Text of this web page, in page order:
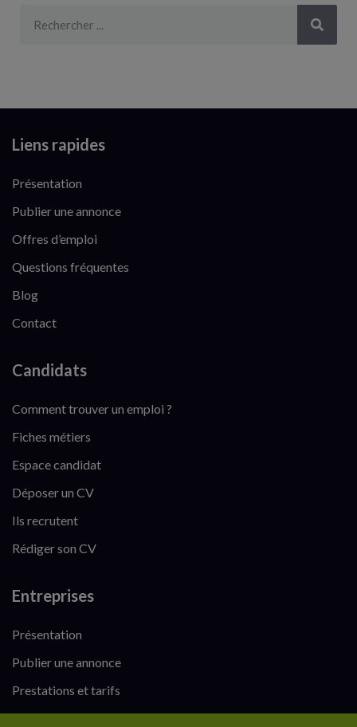
Liens rapides
Présentation
Publier une annonce
Offres d’emploi
Questions fréquentes
Blog
Contact
Candidats
Comment trouver un emploi ?
Fiches métiers
Espace candidat
Déposer un CV
Ils recrutent
Rédiger son CV
Entreprises
Présentation
Publier une annonce
Prestations et tarifs